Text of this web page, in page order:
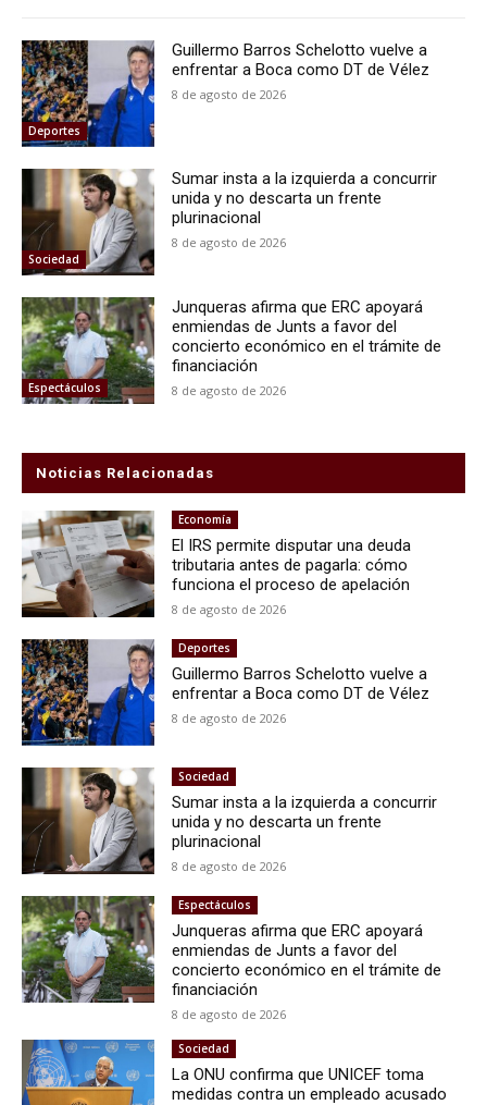
Deportes
Guillermo Barros Schelotto vuelve a
enfrentar a Boca como DT de Vélez
8 de agosto de 2026
Sociedad
Sumar insta a la izquierda a concurrir
unida y no descarta un frente
plurinacional
8 de agosto de 2026
Espectáculos
Junqueras afirma que ERC apoyará
enmiendas de Junts a favor del
concierto económico en el trámite de
financiación
8 de agosto de 2026
Noticias Relacionadas
Economía
El IRS permite disputar una deuda
tributaria antes de pagarla: cómo
funciona el proceso de apelación
8 de agosto de 2026
Deportes
Guillermo Barros Schelotto vuelve a
enfrentar a Boca como DT de Vélez
8 de agosto de 2026
Sociedad
Sumar insta a la izquierda a concurrir
unida y no descarta un frente
plurinacional
8 de agosto de 2026
Espectáculos
Junqueras afirma que ERC apoyará
enmiendas de Junts a favor del
concierto económico en el trámite de
financiación
8 de agosto de 2026
Sociedad
La ONU confirma que UNICEF toma
medidas contra un empleado acusado